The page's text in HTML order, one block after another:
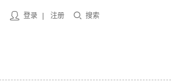
登录 注册 搜索